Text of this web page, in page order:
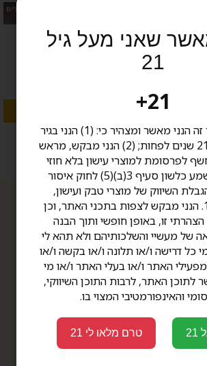
מבצע: 15% הנחה בקניית 20 ומעלה סיגרים
דברו איתנו
סניף תל אביב
דרך קיבוץ גלויות 34 תל אביב
שעות פתיחה: ימים א'-ה' -
8:00-20:00
ימי ו' - 8:00-14:00
סניף גלילות
שאני מעל גיל
21
21+
בכניסה לאתר זה הנני מאשר ומצהיר כי: (1) הנני בגיר
אשר מלאו לו 21 שנים לפחות; (2) הנני מבקש, מראש
לפרסומת למוצרי עישון בלא חוזי
(video) או שמע כלשון סעיף 3(ב)(5) לחוק איסור
השיווק של מוצרי טבק ועישון,
תשמ"ג-1983. הנני מבקש לצפות בתכני האתר, וכן
זו, באופן חופשי ותוך הבנה
של מעשיי והשלכותיהם ולא תהא לי
כל דרישה ו/או תלונה ו/או בקשה ו/או
האתר ו/או בעלי האתר ו/או מי
האתר, לרבות התוכן השיווקי,
והאינפורמטיבי המצוי בו.
טרם מלאו לי 21